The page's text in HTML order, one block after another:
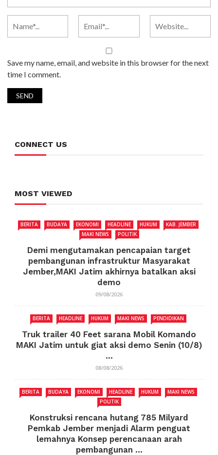
Save my name, email, and website in this browser for the next
time I comment.
CONNECT US
MOST VIEWED
BERITA BUDAYA EKONOMI HEADLINE HUKUM
KAB. JEMBER
MAKI NEWS
POLITIK
Demi mengutamakan pencapaian target
pembangunan infrastruktur Masyarakat
Jember,MAKI Jatim akhirnya batalkan aksi
demo
09/08/2026
BERITA HEADLINE HUKUM MAKI NEWS PENDIDIKAN
Truk trailer 40 Feet sarana Mobil Komando
MAKI Jatim untuk giat aksi demo Senin (10/8)
...
08/08/2026
BERITA BUDAYA EKONOMI HEADLINE HUKUM
MAKI NEWS
POLITIK
Konstruksi rencana hutang 785 Milyard
Pemkab Jember menjadi Alarm penguat
lemahnya Konsep perencanaan arah
pembangunan ...